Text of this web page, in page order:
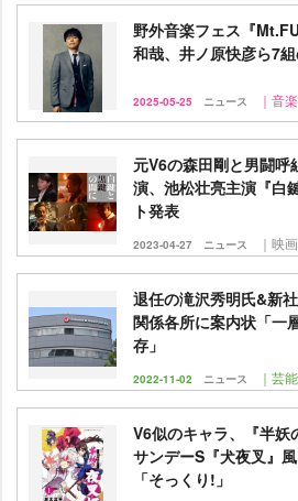
野外音楽フェス『
和哉、井ノ原快彦ら7
2025-05-25 ニュース ｜音
元V6の森田剛と男闘
演、池松壮亮主演『白
ト発表
2023-04-27 ニュース ｜映
退任の滝沢秀明氏&新
関係各所に案内状「一
存」
2022-11-02 ニュース ｜芸
V6似のキャラ、『半妖
サンデーS『犬夜叉』
「そっくり!」